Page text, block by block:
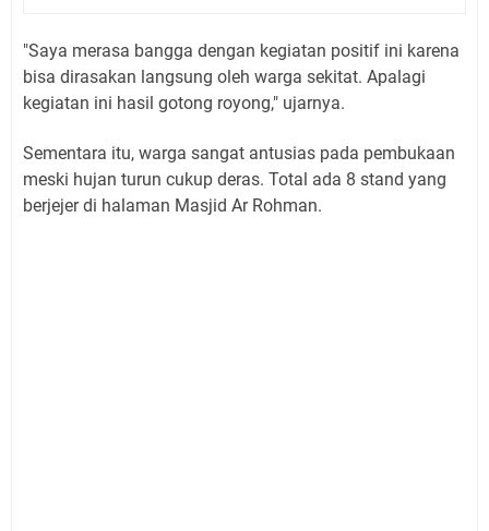
"Saya merasa bangga dengan kegiatan positif ini karena
bisa dirasakan langsung oleh warga sekitat. Apalagi
kegiatan ini hasil gotong royong," ujarnya.
Sementara itu, warga sangat antusias pada pembukaan
meski hujan turun cukup deras. Total ada 8 stand yang
berjejer di halaman Masjid Ar Rohman.